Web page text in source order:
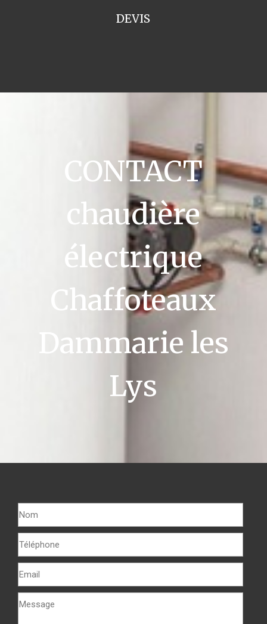
DEVIS
CONTACT
chaudière
électrique
Chaffoteaux
Dammarie les
Lys